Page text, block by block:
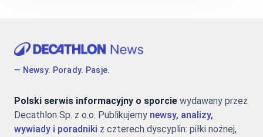
— Newsy. Porady. Pasje.
Polski serwis informacyjny o sporcie wydawany przez
Decathlon Sp. z o.o. Publikujemy newsy, analizy,
wywiady i poradniki z czterech dyscyplin: piłki nożnej,